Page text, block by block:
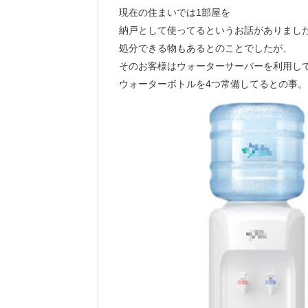
現在の住まいでは1部屋を
納戸として使ってるというお話がありました
処分できる物もあるとのことでしたが、
そのお客様はウォーターサーバーを利用し
ウォーターボトルを4つ常備してるとの事。